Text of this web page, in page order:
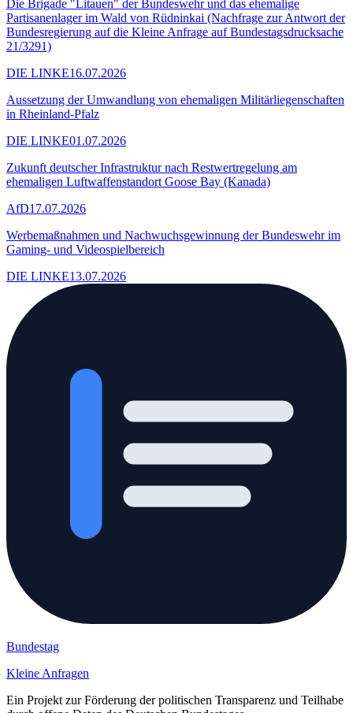
Die Brigade "Litauen" der Bundeswehr und das ehemalige
Partisanenlager im Wald von Rüdninkai (Nachfrage zur Antwort der
Bundesregierung auf die Kleine Anfrage auf Bundestagsdrucksache
21/3291)
DIE LINKE16.07.2026
Aussetzung der Umwandlung von ehemaligen Militärliegenschaften
in Rheinland-Pfalz
DIE LINKE01.07.2026
Zukunft deutscher Infrastruktur nach Restwertregelung am
ehemaligen Luftwaffenstandort Goose Bay (Kanada)
AfD17.07.2026
Werbemaßnahmen und Nachwuchsgewinnung der Bundeswehr im
Gaming- und Videospielbereich
DIE LINKE13.07.2026
Bundestag
Kleine Anfragen
Ein Projekt zur Förderung der politischen Transparenz und Teilhabe